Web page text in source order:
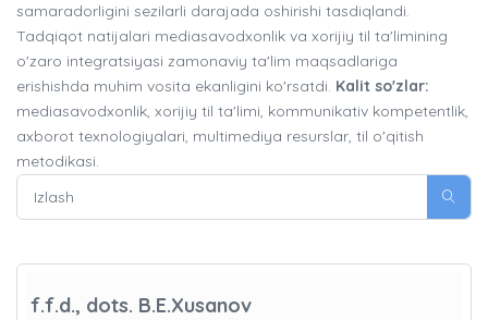
samaradorligini sezilarli darajada oshirishi tasdiqlandi.
Tadqiqot natijalari mediasavodxonlik va xorijiy til ta'limining
o'zaro integratsiyasi zamonaviy ta'lim maqsadlariga
erishishda muhim vosita ekanligini ko'rsatdi. Kalit so'zlar:
mediasavodxonlik, xorijiy til ta'limi, kommunikativ kompetentlik,
axborot texnologiyalari, multimediya resurslar, til o'qitish
metodikasi.
f.f.d., dots. B.E.Xusanov